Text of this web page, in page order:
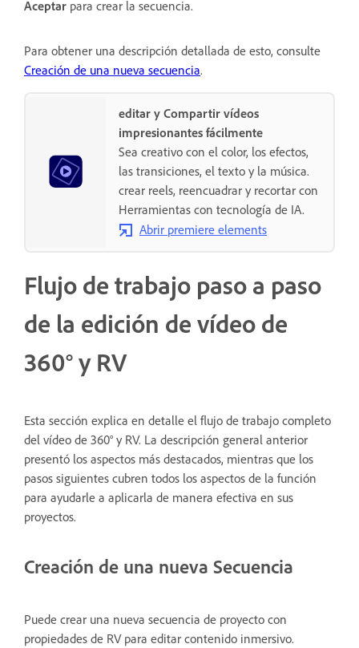
Aceptar para crear la secuencia.
Para obtener una descripción detallada de esto, consulte
Creación de una nueva secuencia.
editar y Compartir vídeos
impresionantes fácilmente
Sea creativo con el color, los efectos,
las transiciones, el texto y la música.
crear reels, reencuadrar y recortar con
Herramientas con tecnología de IA.
Abrir premiere elements
Flujo de trabajo paso a paso
de la edición de vídeo de
360° y RV
Esta sección explica en detalle el flujo de trabajo completo
del vídeo de 360° y RV. La descripción general anterior
presentó los aspectos más destacados, mientras que los
pasos siguientes cubren todos los aspectos de la función
para ayudarle a aplicarla de manera efectiva en sus
proyectos.
Creación de una nueva Secuencia
Puede crear una nueva secuencia de proyecto con
propiedades de RV para editar contenido inmersivo.